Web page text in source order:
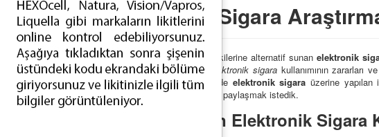
Elektronik Sigara
Son yıllarda sigara tiryakilerine alternatif sunan elektronik
neden olmaktadırlar.
Elektronik sigarakullanımının zararları
etmektedir. Ülkemizde de elektronik sigara üzerine
çalışmanın ilk bulgularını paylaşmak istedik.
Uzmanlardan Elektronik Sigara